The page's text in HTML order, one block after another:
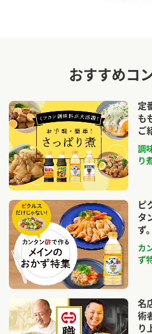
おすすめコ
定
も
ご
調
り
ピ
タ
ず。
カ
ず
名
術
り